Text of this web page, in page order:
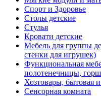
Спорт и Здоровье
Столы детские
Стулья
Кровати детские
Мебель для группы
стенки для игрушек)
Функциональная
полотенечницы,
Хозтовары, бытовая
Сенсорная комната